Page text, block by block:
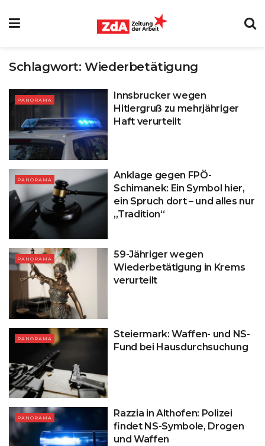
Schlagwort:Wiederbetätigung
PANORAMA
Innsbrucker wegen
Hitlergruß zu mehrjähriger
Haft verurteilt
PANORAMA
Anklage gegen FPÖ-
Schimanek: Ein Symbol hier,
ein Spruch dort – und alles nur
„Tradition“
PANORAMA
59-Jähriger wegen
Wiederbetätigung in Krems
verurteilt
PANORAMA
Steiermark: Waffen- und NS-
Fund bei Hausdurchsuchung
PANORAMA
Razzia in Althofen: Polizei
findet NS-Symbole, Drogen
und Waffen